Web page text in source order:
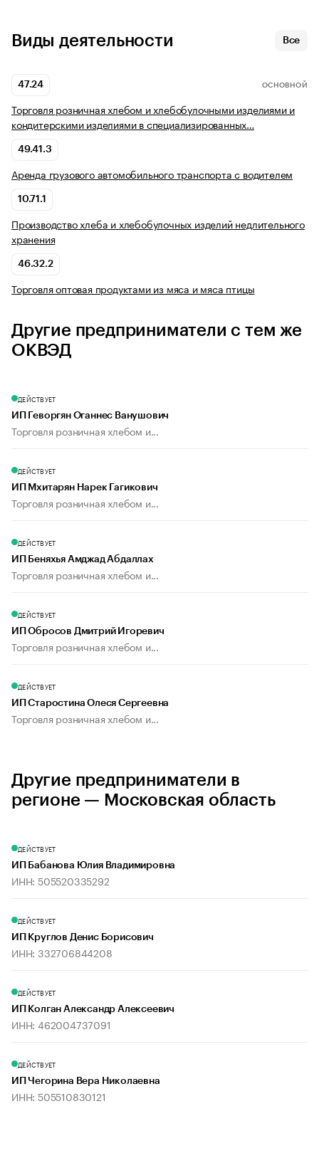
Виды деятельности Все
47.24 ОСНОВНОЙ
Торговля розничная хлебом и хлебобулочными изделиями и
кондитерскими изделиями в специализированных…
49.41.3
Аренда грузового автомобильного транспорта с водителем
10.71.1
Производство хлеба и хлебобулочных изделий недлительного
хранения
46.32.2
Торговля оптовая продуктами из мяса и мяса птицы
Другие предприниматели с тем же
ОКВЭД
ДЕЙСТВУЕТ
ИП Геворгян Оганнес Ванушович
Торговля розничная хлебом и...
ДЕЙСТВУЕТ
ИП Мхитарян Нарек Гагикович
Торговля розничная хлебом и...
ДЕЙСТВУЕТ
ИП Беняхья Амджад Абдаллах
Торговля розничная хлебом и...
ДЕЙСТВУЕТ
ИП Обросов Дмитрий Игоревич
Торговля розничная хлебом и...
ДЕЙСТВУЕТ
ИП Старостина Олеся Сергеевна
Торговля розничная хлебом и...
Другие предприниматели в
регионе — Московская область
ДЕЙСТВУЕТ
ИП Бабанова Юлия Владимировна
ИНН: 505520335292
ДЕЙСТВУЕТ
ИП Круглов Денис Борисович
ИНН: 332706844208
ДЕЙСТВУЕТ
ИП Колган Александр Алексеевич
ИНН: 462004737091
ДЕЙСТВУЕТ
ИП Чегорина Вера Николаевна
ИНН: 505510830121